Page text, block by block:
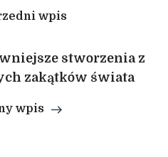
wpis
stworzenia z
zakątków świata
wpis